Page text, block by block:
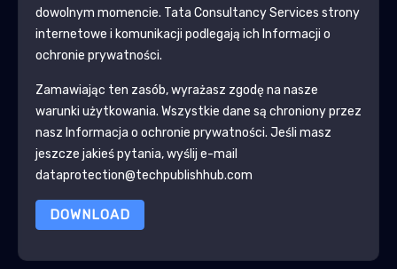
dowolnym momencie. Tata Consultancy Services strony
internetowe i komunikacji podlegają ich Informacji o
ochronie prywatności.
Zamawiając ten zasób, wyrażasz zgodę na nasze
warunki użytkowania. Wszystkie dane są chroniony przez
nasz Informacja o ochronie prywatności. Jeśli masz
jeszcze jakieś pytania, wyślij e-mail
dataprotection@techpublishhub.com
DOWNLOAD